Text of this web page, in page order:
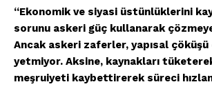
“Ekonomik ve siyasi üstünlüklerini
sorunu askeri güç kullanarak
Ancak askeri zaferler, yapısal
yetmiyor. Aksine, kaynakları
meşruiyeti kaybettirerek süreci